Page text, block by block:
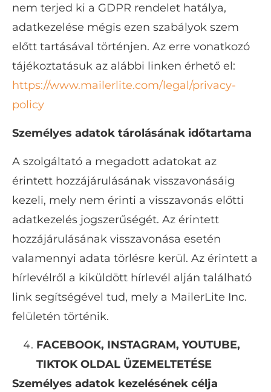
nem terjed ki a GDPR rendelet hatálya,
adatkezelése mégis ezen szabályok szem
előtt tartásával történjen. Az erre vonatkozó
tájékoztatásuk az alábbi linken érhető el:
https://www.mailerlite.com/legal/privacy-
policy
Személyes adatok tárolásának időtartama
A szolgáltató a megadott adatokat az
érintett hozzájárulásának visszavonásáig
kezeli, mely nem érinti a visszavonás előtti
adatkezelés jogszerűségét. Az érintett
hozzájárulásának visszavonása esetén
valamennyi adata törlésre kerül. Az érintett a
hírlevélről a kiküldött hírlevél alján található
link segítségével tud, mely a MailerLite Inc.
felületén történik.
FACEBOOK, INSTAGRAM, YOUTUBE,
TIKTOK OLDAL ÜZEMELTETÉSE
Személyes adatok kezelésének célja